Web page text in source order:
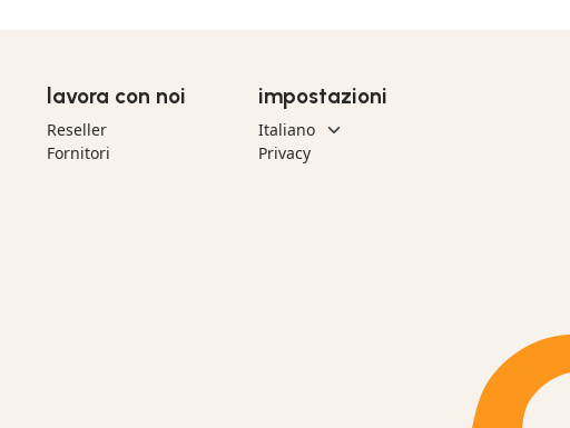
lavora con noi
Reseller
Fornitori
impostazioni
Privacy